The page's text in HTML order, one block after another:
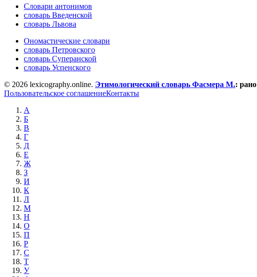
Словари антонимов
словарь Введенской
словарь Львова
Ономастические словари
словарь Петровского
словарь Суперанской
словарь Успенского
© 2026 lexicography.online. Этимологический словарь Фасмера М.: рано
Пользовательское соглашениеКонтакты
А
Б
В
Г
Д
Е
Ж
З
И
К
Л
М
Н
О
П
Р
С
Т
У